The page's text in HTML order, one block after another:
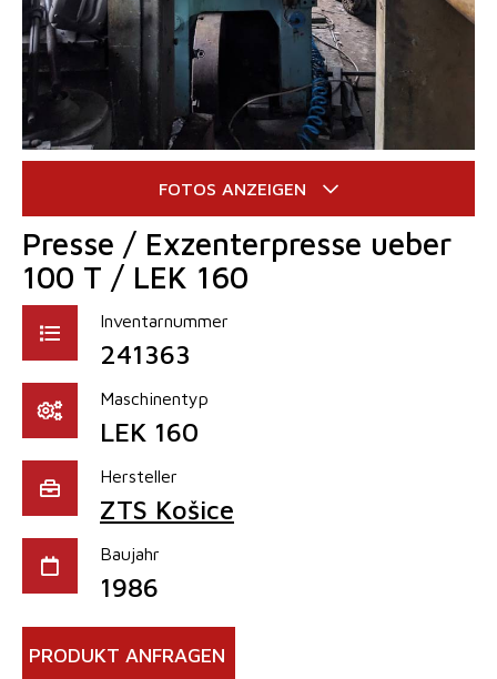
Presse / Exzenterpresse ueber
100 T / LEK 160
Inventarnummer
241363
Maschinentyp
LEK 160
Hersteller
ZTS Košice
Baujahr
1986
PRODUKT ANFRAGEN